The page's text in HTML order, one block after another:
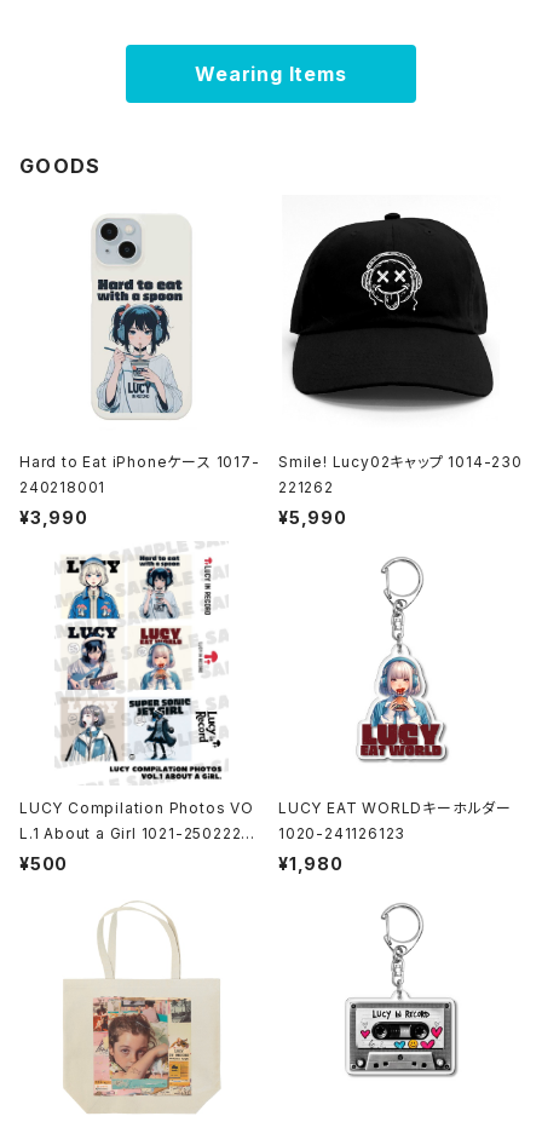
Wearing Items
GOODS
Hard to Eat iPhoneケース 1017-
240218001
¥3,990
Smile! Lucy02キャップ 1014-230
221262
¥5,990
LUCY Compilation Photos VO
L.1 About a Girl 1021-25022200
1
¥500
LUCY EAT WORLDキーホルダー
1020-241126123
¥1,980